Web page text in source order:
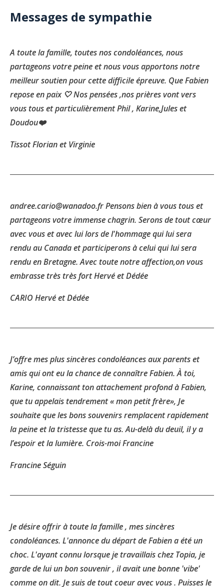
Messages de sympathie
A toute la famille, toutes nos condoléances, nous
partageons votre peine et nous vous apportons notre
meilleur soutien pour cette difficile épreuve. Que Fabien
repose en paix 🤍 Nos pensées ,nos prières vont vers
vous tous et particulièrement Phil , Karine,Jules et
Doudou❤️
Tissot Florian et Virginie
andree.cario@wanadoo.fr Pensons bien à vous tous et
partageons votre immense chagrin. Serons de tout cœur
avec vous et avec lui lors de l'hommage qui lui sera
rendu au Canada et participerons à celui qui lui sera
rendu en Bretagne. Avec toute notre affection,on vous
embrasse très très fort Hervé et Dédée
CARIO Hervé et Dédée
J’offre mes plus sincères condoléances aux parents et
amis qui ont eu la chance de connaître Fabien. À toi,
Karine, connaissant ton attachement profond à Fabien,
que tu appelais tendrement « mon petit frère», Je
souhaite que les bons souvenirs remplacent rapidement
la peine et la tristesse que tu as. Au-delà du deuil, il y a
l’espoir et la lumière. Crois-moi Francine
Francine Séguin
Je désire offrir à toute la famille , mes sincères
condoléances. L'annonce du départ de Fabien a été un
choc. L'ayant connu lorsque je travaillais chez Topia, je
garde de lui un bon souvenir , il avait une bonne 'vibe'
comme on dit. Je suis de tout coeur avec vous . Puisses le